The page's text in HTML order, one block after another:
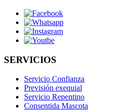
SERVICIOS
Servicio Confianza
Previsión exequial
Servicio Repentino
Consentida Mascota